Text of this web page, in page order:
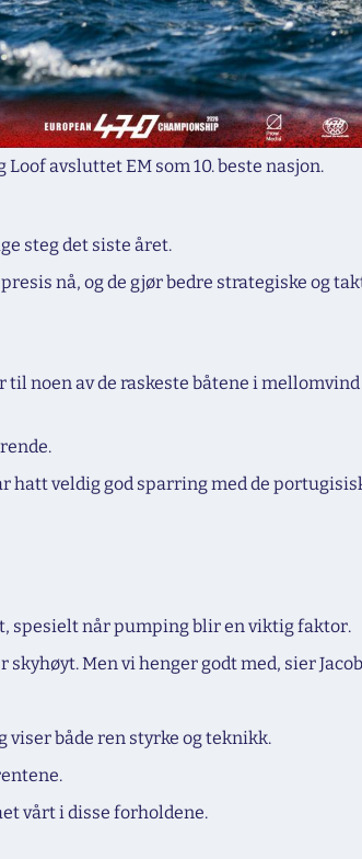
Loof avsluttet EM som 10. beste nasjon.
steg det siste året.
nå, og de gjør bedre strategiske og
noen av de raskeste båtene i
hatt veldig god sparring med de
spesielt når pumping blir en viktig faktor.
Men vi henger godt med, sier
viser både ren styrke og teknikk.
vårt i disse forholdene.